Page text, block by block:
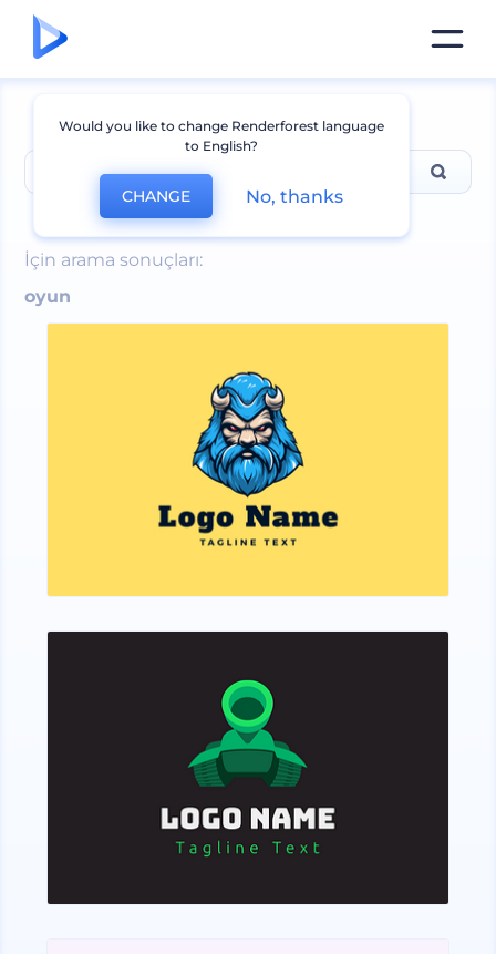
oyun
İçin arama sonuçları:
oyun
Would you like to change Renderforest language
to English?
CHANGE No, thanks